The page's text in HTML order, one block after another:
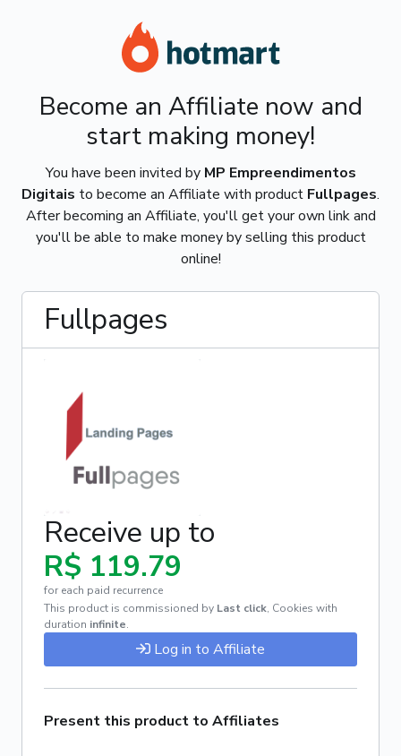
Become an Affiliate now and
start making money!
You have been invited by MP Empreendimentos
Digitais to become an Affiliate with product Fullpages.
After becoming an Affiliate, you'll get your own link and
you'll be able to make money by selling this product
online!
Fullpages
Receive up to
R$ 119.79
for each paid recurrence
This product is commissioned by Last click, Cookies with
duration infinite.
Log in to Affiliate
Present this product to Affiliates